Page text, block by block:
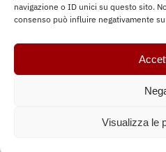
navigazione o ID unici su questo sito.
consenso può influire negativamente
Visualizza le
2026